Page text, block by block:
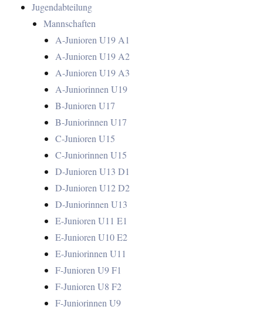
Jugendabteilung
Mannschaften
A-Junioren U19 A1
A-Junioren U19 A2
A-Junioren U19 A3
A-Juniorinnen U19
B-Junioren U17
B-Juniorinnen U17
C-Junioren U15
C-Juniorinnen U15
D-Junioren U13 D1
D-Junioren U12 D2
D-Juniorinnen U13
E-Junioren U11 E1
E-Junioren U10 E2
E-Juniorinnen U11
F-Junioren U9 F1
F-Junioren U8 F2
F-Juniorinnen U9